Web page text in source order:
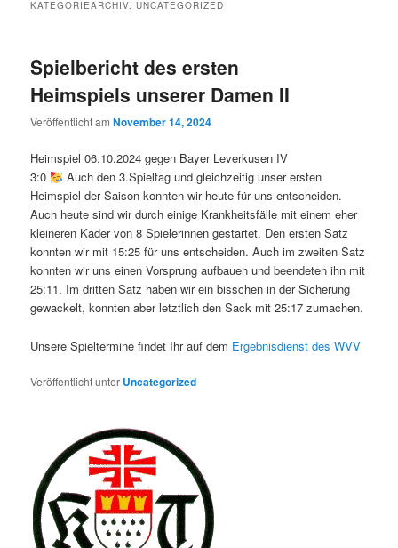
KATEGORIEARCHIV:UNCATEGORIZED
Spielbericht des ersten
Heimspiels unserer Damen II
Veröffentlicht amNovember 14, 2024
Heimspiel 06.10.2024 gegen Bayer Leverkusen IV
3:0
Auch den 3.Spieltag und gleichzeitig unser ersten
Heimspiel der Saison konnten wir heute für uns entscheiden.
Auch heute sind wir durch einige Krankheitsfälle mit einem eher
kleineren Kader von 8 Spielerinnen gestartet. Den ersten Satz
konnten wir mit 15:25 für uns entscheiden. Auch im zweiten Satz
konnten wir uns einen Vorsprung aufbauen und beendeten ihn mit
25:11. Im dritten Satz haben wir ein bisschen in der Sicherung
gewackelt, konnten aber letztlich den Sack mit 25:17 zumachen.
Unsere Spieltermine findet Ihr auf dem Ergebnisdienst des WVV
Veröffentlicht unter Uncategorized